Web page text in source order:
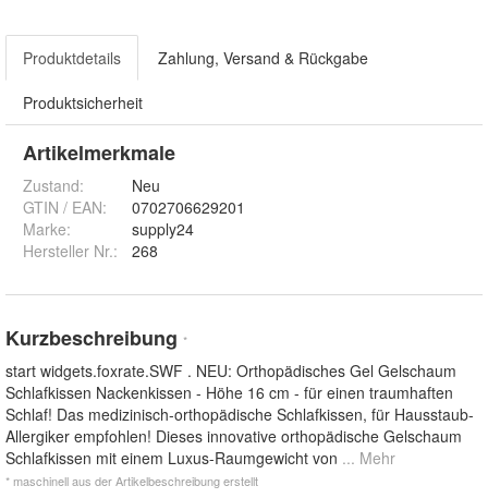
Produktdetails Zahlung, Versand & Rückgabe
Produktsicherheit
Artikelmerkmale
Zustand:
Neu
GTIN / EAN:
0702706629201
Marke:
supply24
Hersteller Nr.:
268
Kurzbeschreibung *
start widgets.foxrate.SWF . NEU: Orthopädisches Gel Gelschaum
Schlafkissen Nackenkissen - Höhe 16 cm - für einen traumhaften
Schlaf! Das medizinisch-orthopädische Schlafkissen, für Hausstaub-
Allergiker empfohlen! Dieses innovative orthopädische Gelschaum
Schlafkissen mit einem Luxus-Raumgewicht von ... Mehr
* maschinell aus der Artikelbeschreibung erstellt